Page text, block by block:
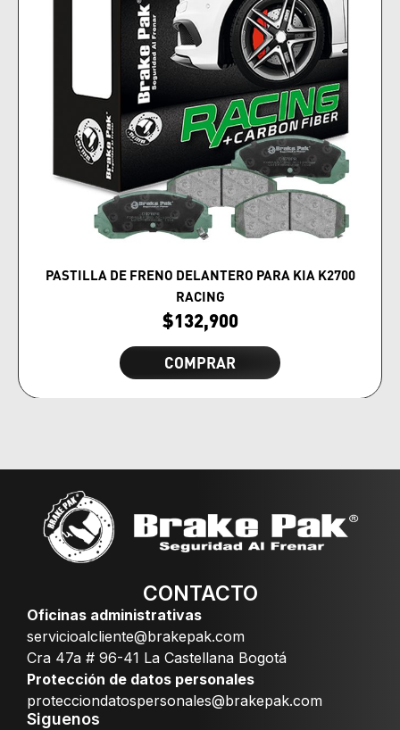
PASTILLA DE FRENO DELANTERO PARA KIA K2700
RACING
$132,900
COMPRAR
CONTACTO
Oficinas administrativas
servicioalcliente@brakepak.com
Cra 47a # 96-41 La Castellana Bogotá
Protección de datos personales
protecciondatospersonales@brakepak.com
Siguenos